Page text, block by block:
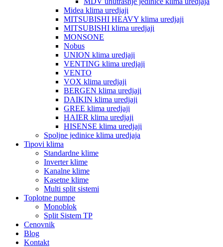
Midea klima uredjaji
MITSUBISHI HEAVY klima uredjaji
MITSUBISHI klima uredjaji
MONSONE
Nobus
UNION klima uredjaji
VENTING klima uredjaji
VENTO
VOX klima uredjaji
BERGEN klima uredjaji
DAIKIN klima uredjaji
GREE klima uredjaji
HAIER klima uredjaji
HISENSE klima uredjaji
Spoljne jedinice klima uredjaja
Tipovi klima
Standardne klime
Inverter klime
Kanalne klime
Kasetne klime
Multi split sistemi
Toplotne pumpe
Monoblok
Split Sistem TP
Cenovnik
Blog
Kontakt